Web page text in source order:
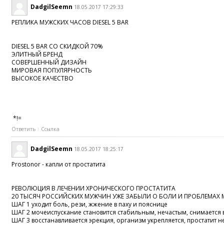
DadgilSeemn 18.05.2017 17:29:33
РЕПЛИКА МУЖСКИХ ЧАСОВ DIESEL 5 BAR
DIESEL 5 BAR СО СКИДКОЙ 70%
ЭЛИТНЫЙ БРЕНД
СОВЕРШЕННЫЙ ДИЗАЙН
МИРОВАЯ ПОПУЛЯРНОСТЬ
ВЫСОКОЕ КАЧЕСТВО
*!=
Ответить Ссылка
DadgilSeemn 18.05.2017 18:25:17
Prostonor - капли от простатита
РЕВОЛЮЦИЯ В ЛЕЧЕНИИ ХРОНИЧЕСКОГО ПРОСТАТИТА
20 ТЫСЯЧ РОССИЙСКИХ МУЖЧИН УЖЕ ЗАБЫЛИ О БОЛИ И ПРОБЛЕМАХ
ШАГ 1 уходит боль, рези, жжение в паху и пояснице
ШАГ 2 мочеиспускание становится стабильным, нечастым, снимается
ШАГ 3 восстанавливается эрекция, организм укрепляется, простатит